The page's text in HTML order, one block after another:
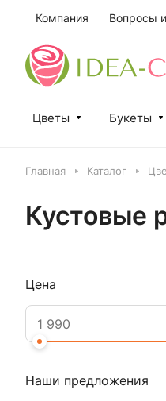
Компания Вопросы
Цветы Букеты
Главная Каталог
Кустовые
Цена
Наши предложения